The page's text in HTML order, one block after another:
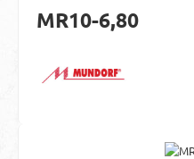
MR10-6,80
Bildergalerie überspringen